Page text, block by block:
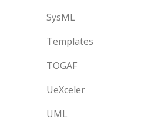
SysML
Templates
TOGAF
UeXceler
UML